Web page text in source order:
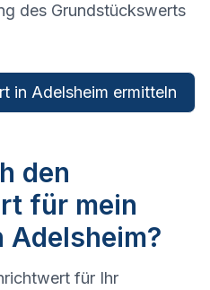
des Grundstückswerts
in Adelsheim ermitteln
den
für mein
Adelsheim?
für Ihr